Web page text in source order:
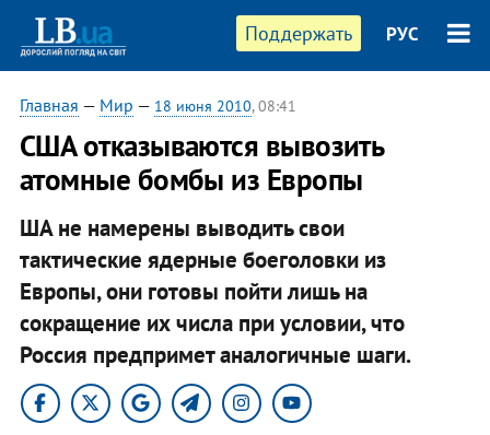
Поддержать РУС
Главная — Мир — 18 июня 2010, 08:41
США отказываются вывозить
атомные бомбы из Европы
ША не намерены выводить свои
тактические ядерные боеголовки из
Европы, они готовы пойти лишь на
сокращение их числа при условии, что
Россия предпримет аналогичные шаги.